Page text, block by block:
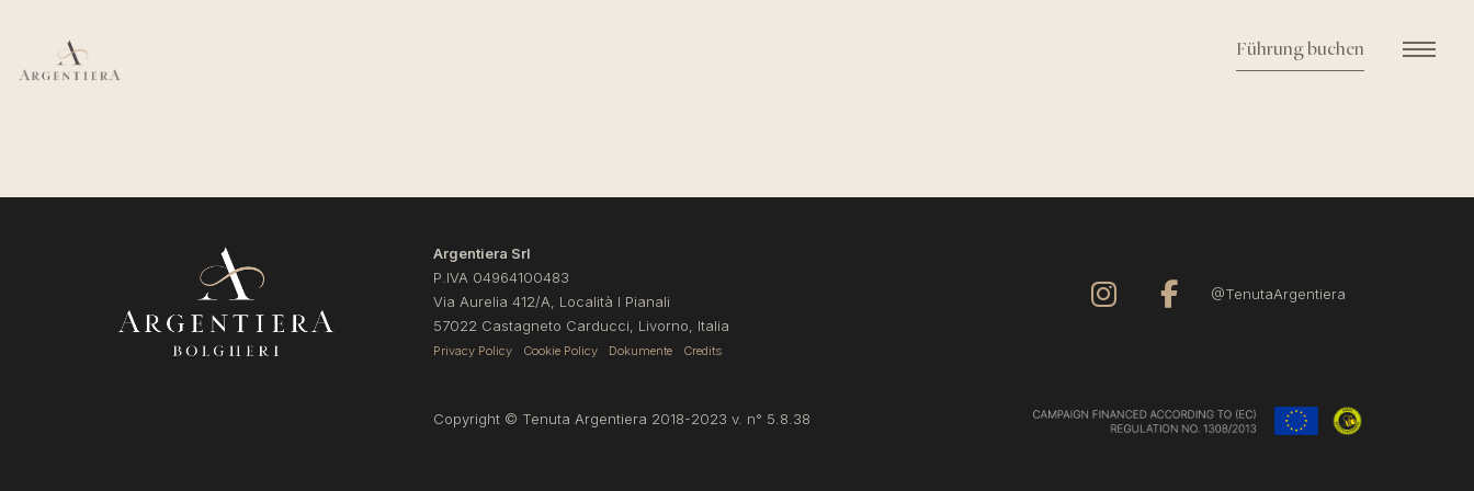
Führung buchen
Argentiera Srl
P.IVA 04964100483
Via Aurelia 412/A, Località I Pianali
57022 Castagneto Carducci, Livorno, Italia
Privacy Policy Cookie Policy Dokumente Credits
@TenutaArgentiera
Copyright © Tenuta Argentiera 2018-2023 v. n° 5.8.38